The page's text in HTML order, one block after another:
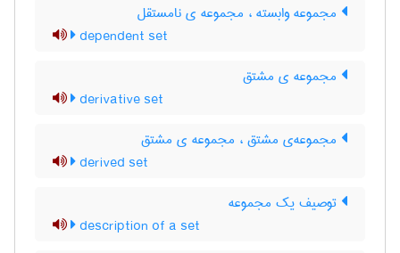
مجموعه وابسته ، مجموعه ی نامستقل
dependent set
مجموعه ی مشتق
derivative set
مجموعه‌ی مشتق ، مجموعه ی مشتق
derived set
توصیف یک مجموعه
description of a set